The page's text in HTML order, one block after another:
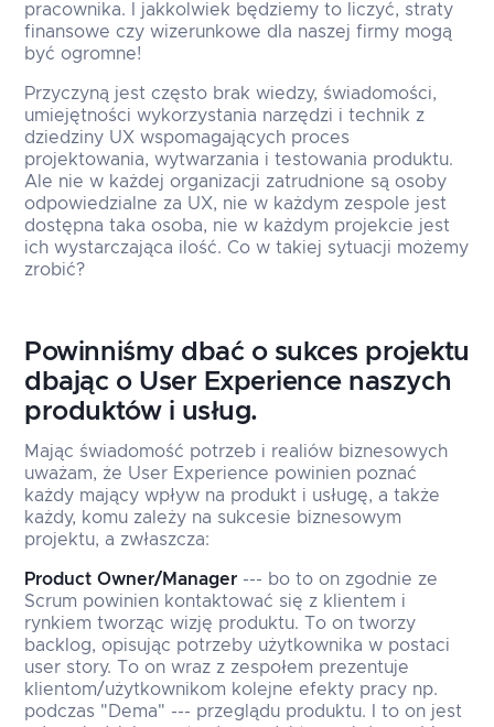
pracownika. I jakkolwiek będziemy to liczyć, straty
finansowe czy wizerunkowe dla naszej firmy mogą
być ogromne!
Przyczyną jest często brak wiedzy, świadomości,
umiejętności wykorzystania narzędzi i technik z
dziedziny UX wspomagających proces
projektowania, wytwarzania i testowania produktu.
Ale nie w każdej organizacji zatrudnione są osoby
odpowiedzialne za UX, nie w każdym zespole jest
dostępna taka osoba, nie w każdym projekcie jest
ich wystarczająca ilość. Co w takiej sytuacji możemy
zrobić?
Powinniśmy dbać o sukces projektu
dbając o User Experience naszych
produktów i usług.
Mając świadomość potrzeb i realiów biznesowych
uważam, że User Experience powinien poznać
każdy mający wpływ na produkt i usługę, a także
każdy, komu zależy na sukcesie biznesowym
projektu, a zwłaszcza:
Product Owner/Manager --- bo to on zgodnie ze
Scrum powinien kontaktować się z klientem i
rynkiem tworząc wizję produktu. To on tworzy
backlog, opisując potrzeby użytkownika w postaci
user story. To on wraz z zespołem prezentuje
klientom/użytkownikom kolejne efekty pracy np.
podczas "Dema" --- przeglądu produktu. I to on jest